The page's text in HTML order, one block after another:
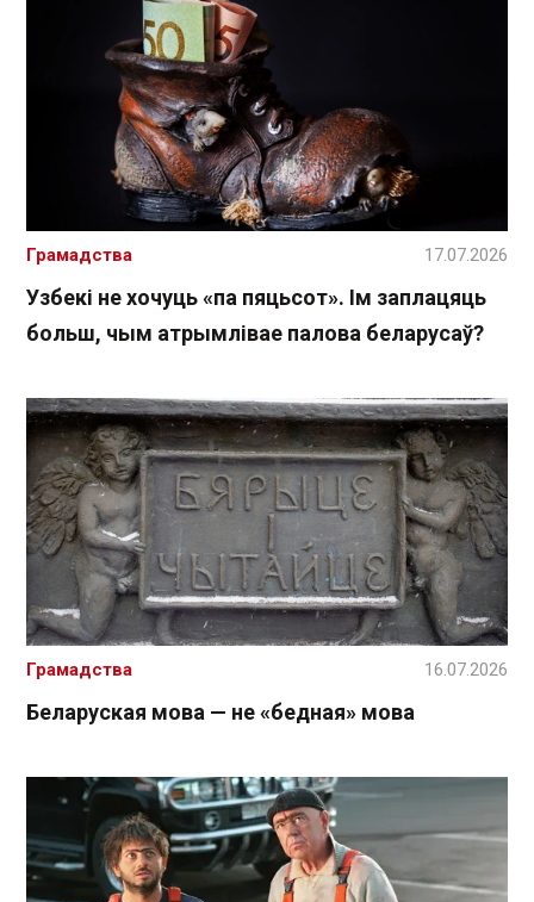
Узбекі не хочуць «па пяцьсот». Ім заплацяць
больш, чым атрымлівае палова беларусаў?
Грамадства 17.07.2026
Беларуская мова — не «бедная» мова
Грамадства 16.07.2026